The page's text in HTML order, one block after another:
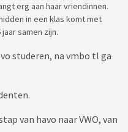
erg aan haar vriendinnen.
in een klas komt met
samen zijn.
studeren, na vmbo tl ga
van havo naar VWO, van